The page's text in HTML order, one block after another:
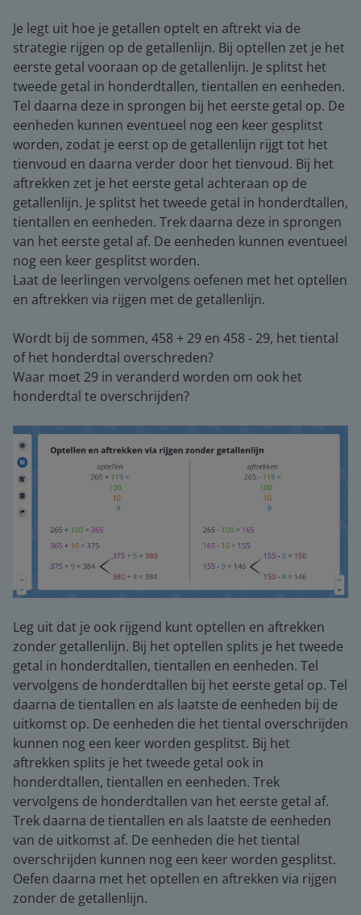
Je legt uit hoe je getallen optelt en aftrekt via de
strategie rijgen op de getallenlijn. Bij optellen zet je het
eerste getal vooraan op de getallenlijn. Je splitst het
tweede getal in honderdtallen, tientallen en eenheden.
Tel daarna deze in sprongen bij het eerste getal op. De
eenheden kunnen eventueel nog een keer gesplitst
worden, zodat je eerst op de getallenlijn rijgt tot het
tienvoud en daarna verder door het tienvoud. Bij het
aftrekken zet je het eerste getal achteraan op de
getallenlijn. Je splitst het tweede getal in honderdtallen,
tientallen en eenheden. Trek daarna deze in sprongen
van het eerste getal af. De eenheden kunnen eventueel
nog een keer gesplitst worden.
Laat de leerlingen vervolgens oefenen met het optellen
en aftrekken via rijgen met de getallenlijn.
Wordt bij de sommen, 458 + 29 en 458 - 29, het tiental
of het honderdtal overschreden?
Waar moet 29 in veranderd worden om ook het
honderdtal te overschrijden?
Leg uit dat je ook rijgend kunt optellen en aftrekken
zonder getallenlijn. Bij het optellen splits je het tweede
getal in honderdtallen, tientallen en eenheden. Tel
vervolgens de honderdtallen bij het eerste getal op. Tel
daarna de tientallen en als laatste de eenheden bij de
uitkomst op. De eenheden die het tiental overschrijden
kunnen nog een keer worden gesplitst. Bij het
aftrekken splits je het tweede getal ook in
honderdtallen, tientallen en eenheden. Trek
vervolgens de honderdtallen van het eerste getal af.
Trek daarna de tientallen en als laatste de eenheden
van de uitkomst af. De eenheden die het tiental
overschrijden kunnen nog een keer worden gesplitst.
Oefen daarna met het optellen en aftrekken via rijgen
zonder de getallenlijn.